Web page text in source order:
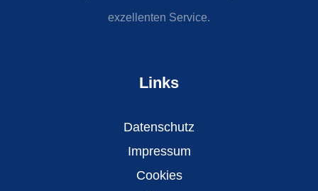
exzellenten Service.
Links
Datenschutz
Impressum
Cookies